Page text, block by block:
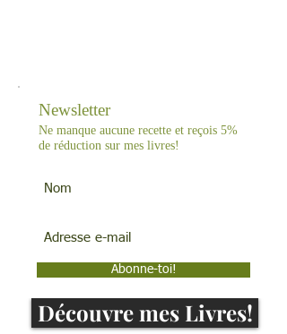
Découvre mes Livres!
Newsletter
Ne manque aucune recette et reçois 5%
de réduction sur mes livres!
Abonne-toi!